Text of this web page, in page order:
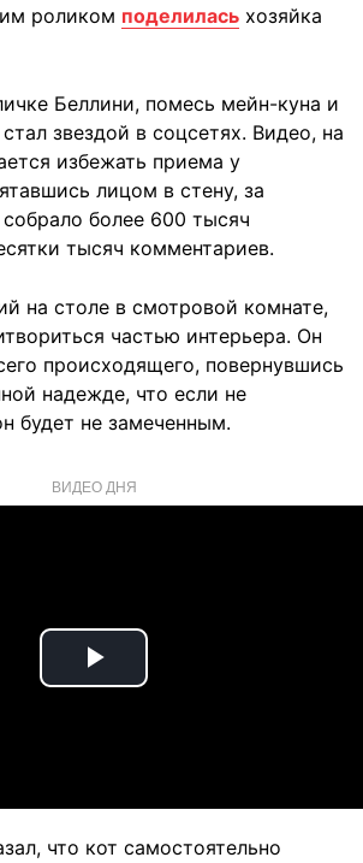
роликом поделилась хозяйка
Беллини, помесь мейн-куна и
звездой в соцсетях. Видео, на
избежать приема у
лицом в стену, за
более 600 тысяч
тысяч комментариев.
на столе в смотровой комнате,
частью интерьера. Он
происходящего, повернувшись
надежде, что если не
будет не замеченным.
ВИДЕО ДНЯ
Play
что кот самостоятельно